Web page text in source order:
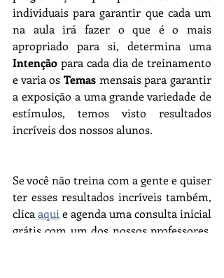
individuais para garantir que cada um
na aula irá fazer o que é o mais
Intenção para cada dia de treinamento
e varia os Temas mensais para garantir
a exposição a uma grande variedade de
estímulos, temos visto resultados
incríveis dos nossos alunos.
Se você não treina com a gente e quiser
ter esses resultados incríveis também,
clica aqui e agenda uma consulta inicial
grátis com um dos nossos professores.